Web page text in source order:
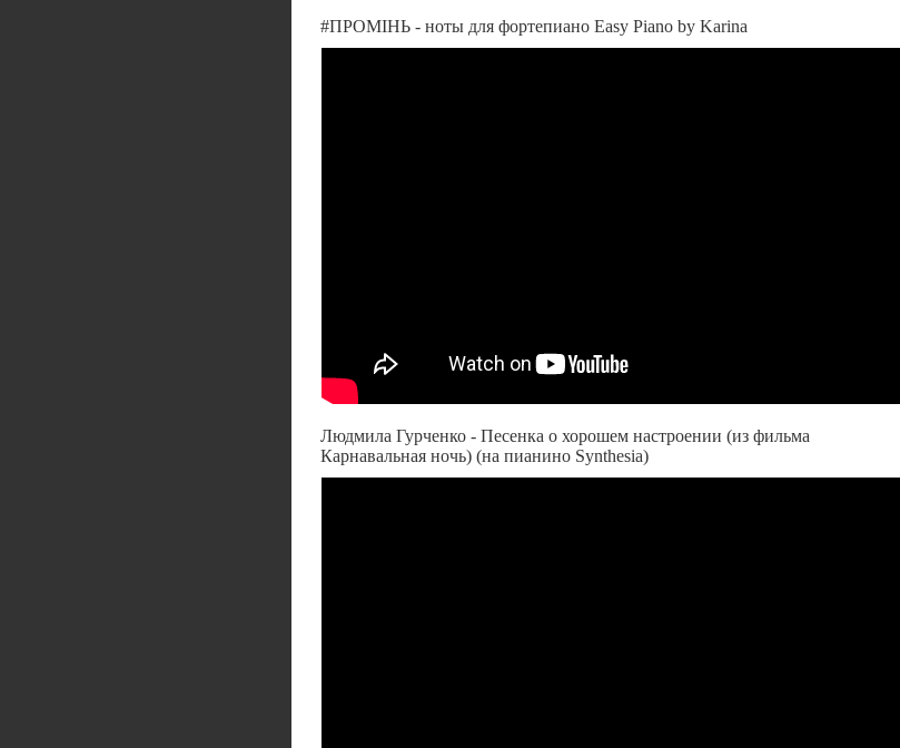
#ПРОМІНЬ - ноты для фортепиано Easy Piano by Karina
Людмила Гурченко - Песенка о хорошем настроении (из фильма
Карнавальная ночь) (на пианино Synthesia)